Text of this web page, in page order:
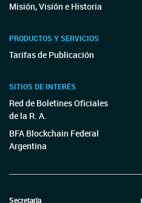
Misión, Visión e Historia
PRODUCTOS Y SERVICIOS
Tarifas de Publicación
SITIOS DE INTERÉS
Red de Boletines Oficiales
de la R. A.
BFA Blockchain Federal
Argentina
Secretaría